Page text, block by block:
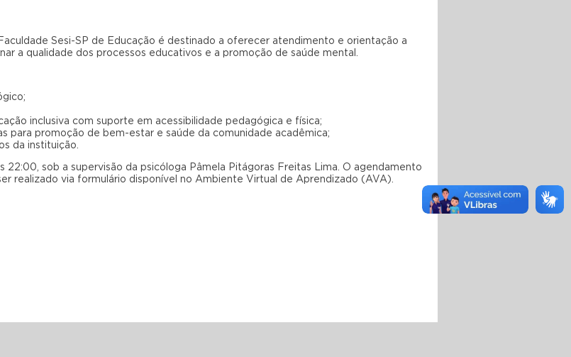
Sesi-SP de Educação é destinado a oferecer atendimento e orientação a
a qualidade dos processos educativos e a promoção de saúde mental.
inclusiva com suporte em acessibilidade pedagógica e física;
para promoção de bem-estar e saúde da comunidade acadêmica;
da instituição.
22:00, sob a supervisão da psicóloga Pâmela Pitágoras Freitas Lima. O agendamento
realizado via formulário disponível no Ambiente Virtual de Aprendizado (AVA).